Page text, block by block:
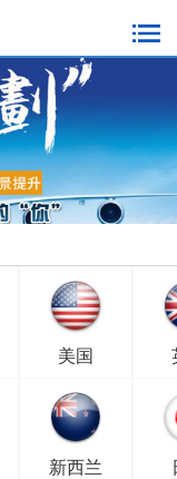
美国
新西兰